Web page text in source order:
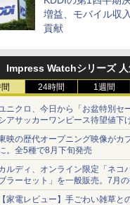
増益、モバイル収
貢献
Impress Watchシリーズ
24時間 1週間
ニクロ、今日から「お盆特別セ
アサッカーワンピース待望値下
ョーツは1990円に
映の歴代オープニング映像がカ
。全5種で8月下旬発売
ルディ、オンライン限定「ネコ
ラーセット」を一般販売。7月
選無効分
家電レビュー】手ごわい雑草と